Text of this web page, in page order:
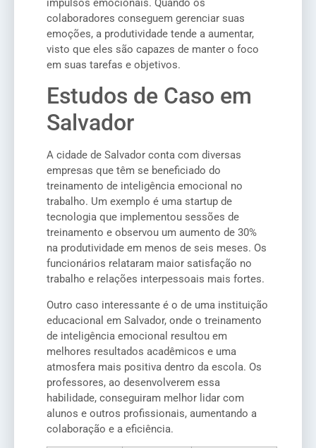
impulsos emocionais. Quando os
colaboradores conseguem gerenciar suas
emoções, a produtividade tende a aumentar,
visto que eles são capazes de manter o foco
em suas tarefas e objetivos.
Estudos de Caso em
Salvador
A cidade de Salvador conta com diversas
empresas que têm se beneficiado do
treinamento de inteligência emocional no
trabalho. Um exemplo é uma startup de
tecnologia que implementou sessões de
treinamento e observou um aumento de 30%
na produtividade em menos de seis meses. Os
funcionários relataram maior satisfação no
trabalho e relações interpessoais mais fortes.
Outro caso interessante é o de uma instituição
educacional em Salvador, onde o treinamento
de inteligência emocional resultou em
melhores resultados acadêmicos e uma
atmosfera mais positiva dentro da escola. Os
professores, ao desenvolverem essa
habilidade, conseguiram melhor lidar com
alunos e outros profissionais, aumentando a
colaboração e a eficiência.